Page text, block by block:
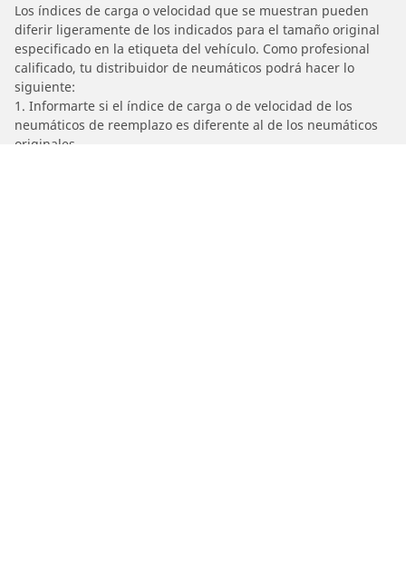
Los índices de carga o velocidad que se muestran pueden
diferir ligeramente de los indicados para el tamaño original
especificado en la etiqueta del vehículo. Como profesional
calificado, tu distribuidor de neumáticos podrá hacer lo
siguiente:
1. Informarte si el índice de carga o de velocidad de los
neumáticos de reemplazo es diferente al de los neumáticos
originales.